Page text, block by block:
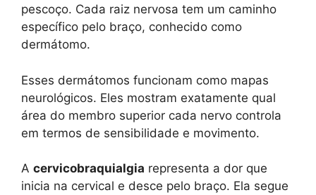
pescoço. Cada raiz nervosa tem um caminho
específico pelo braço, conhecido como
dermátomo.
Esses dermátomos funcionam como mapas
neurológicos. Eles mostram exatamente qual
área do membro superior cada nervo controla
em termos de sensibilidade e movimento.
A cervicobraquialgia representa a dor que
inicia na cervical e desce pelo braço. Ela segue